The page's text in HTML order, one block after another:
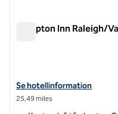
Hampton Inn Raleigh/
Visa hotelldetaljer för
Se hotellinformation
25,49 miles